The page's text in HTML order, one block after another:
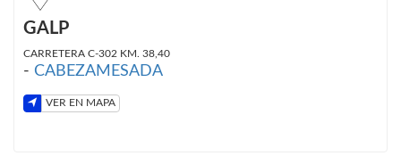
GALP
CARRETERA C-302 KM. 38,40
- CABEZAMESADA
VER EN MAPA